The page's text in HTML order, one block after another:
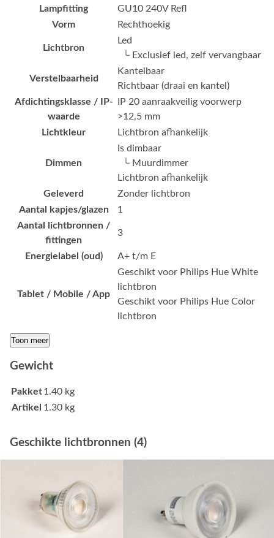
Lampfitting
GU10 240V Refl
Vorm
Rechthoekig
Lichtbron
Led
└ Exclusief led, zelf vervangbaar
Verstelbaarheid
Kantelbaar
Richtbaar (draai en kantel)
Afdichtingsklasse / IP-
waarde
IP 20 aanraakveilig voorwerp
>12,5 mm
Lichtkleur
Lichtbron afhankelijk
Dimmen
Is dimbaar
└ Muurdimmer
Lichtbron afhankelijk
Geleverd
Zonder lichtbron
Aantal kapjes/glazen
1
Aantal lichtbronnen /
fittingen
3
Energielabel (oud) A+ t/m E
Tablet / Mobile / App
Geschikt voor Philips Hue White
lichtbron
Geschikt voor Philips Hue Color
lichtbron
Toon meer
Gewicht
Pakket1.40 kg
Artikel 1.30 kg
Geschikte lichtbronnen (4)